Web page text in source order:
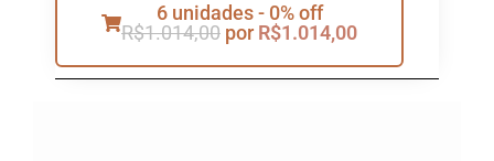
6 unidades - 0% off
R$1.014,00 por R$1.014,00